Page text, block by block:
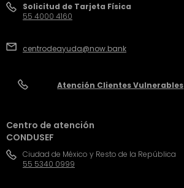
Solicitud de Tarjeta Física
55 4000 4160
centrodeayuda@now.bank
Atención Clientes Vulnerables
Centro de atención
CONDUSEF
Ciudad de México y Resto de la República
55 5340 0999